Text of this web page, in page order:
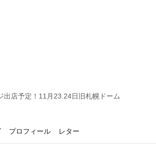
出店予定！11月23.24日旧札幌ドーム
プロフィール レター